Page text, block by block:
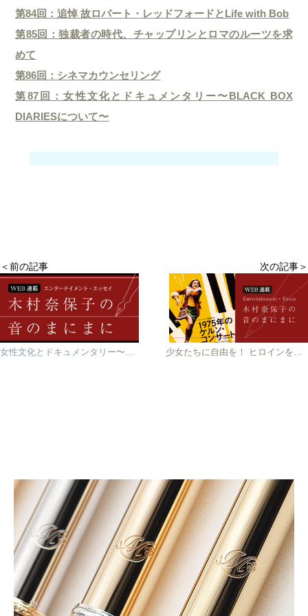
第84回：追悼 故ロバート・レッドフォードとLife with Bob
第85回：独裁者の時代、チャップリンとロマのルーツを求
めて
第86回：シネマカウンセリング
第87回：女性文化とドキュメンタリー〜BLACK BOX
DIARIESについて〜
＜前の記事 次の記事＞